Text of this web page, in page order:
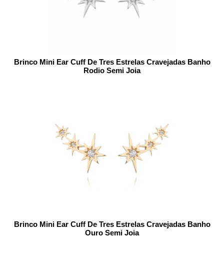
Brinco Mini Ear Cuff De Tres Estrelas Cravejadas Banho
Rodio Semi Joia
Brinco Mini Ear Cuff De Tres Estrelas Cravejadas Banho
Ouro Semi Joia